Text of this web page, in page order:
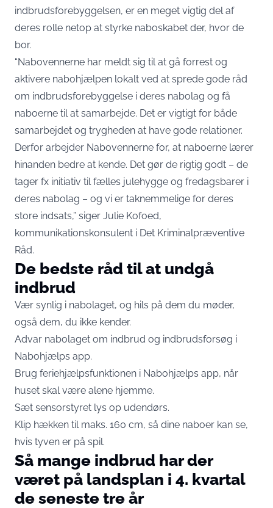
indbrudsforebyggelsen, er en meget vigtig del af
deres rolle netop at styrke naboskabet der, hvor de
bor.
“Nabovennerne har meldt sig til at gå forrest og
aktivere nabohjælpen lokalt ved at sprede gode råd
om indbrudsforebyggelse i deres nabolag og få
naboerne til at samarbejde. Det er vigtigt for både
samarbejdet og trygheden at have gode relationer.
Derfor arbejder Nabovennerne for, at naboerne lærer
hinanden bedre at kende. Det gør de rigtig godt – de
tager fx initiativ til fælles julehygge og fredagsbarer i
deres nabolag – og vi er taknemmelige for deres
store indsats,” siger Julie Kofoed,
kommunikationskonsulent i Det Kriminalpræventive
Råd.
De bedste råd til at undgå
indbrud
Vær synlig i nabolaget, og hils på dem du møder,
også dem, du ikke kender.
Advar nabolaget om indbrud og indbrudsforsøg i
Nabohjælps app.
Brug feriehjælpsfunktionen i Nabohjælps app, når
huset skal være alene hjemme.
Sæt sensorstyret lys op udendørs.
Klip hækken til maks. 160 cm, så dine naboer kan se,
hvis tyven er på spil.
Så mange indbrud har der
været på landsplan i 4. kvartal
de seneste tre år